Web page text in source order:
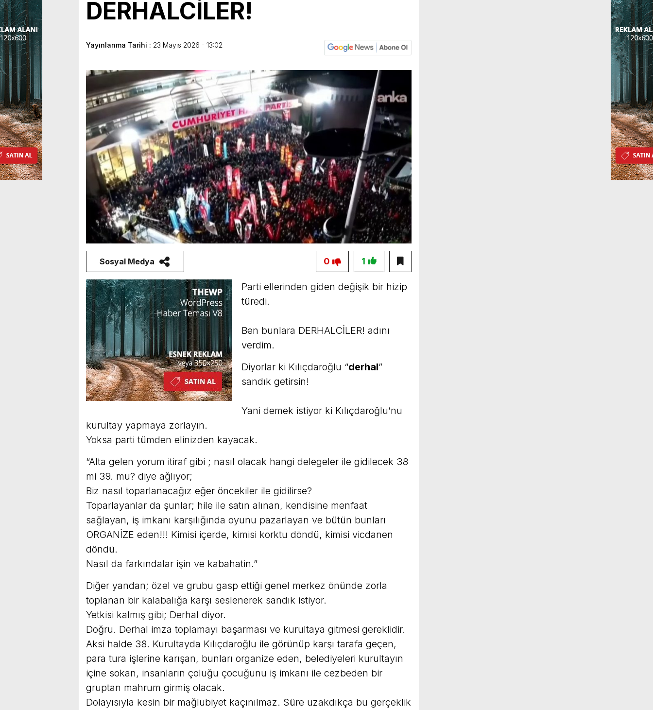
DERHALCİLER!
Yayınlanma Tarihi : 23 Mayıs 2026 - 13:02
Sosyal Medya 1
0
Parti ellerinden giden değişik bir hizip
türedi.
Ben bunlara DERHALCİLER! adını
verdim.
Diyorlar ki Kılıçdaroğlu “derhal”
sandık getirsin!
Yani demek istiyor ki Kılıçdaroğlu’nu
kurultay yapmaya zorlayın.
Yoksa parti tümden elinizden kayacak.
“Alta gelen yorum itiraf gibi ; nasıl olacak hangi delegeler ile gidilecek 38
mi 39. mu? diye ağlıyor;
Biz nasıl toparlanacağız eğer öncekiler ile gidilirse?
Toparlayanlar da şunlar; hile ile satın alınan, kendisine menfaat
sağlayan, iş imkanı karşılığında oyunu pazarlayan ve bütün bunları
ORGANİZE eden!!! Kimisi içerde, kimisi korktu döndü, kimisi vicdanen
döndü.
Nasıl da farkındalar işin ve kabahatin.”
Diğer yandan; özel ve grubu gasp ettiği genel merkez önünde zorla
toplanan bir kalabalığa karşı seslenerek sandık istiyor.
Yetkisi kalmış gibi; Derhal diyor.
Doğru. Derhal imza toplamayı başarması ve kurultaya gitmesi gereklidir.
Aksi halde 38. Kurultayda Kılıçdaroğlu ile görünüp karşı tarafa geçen,
para tura işlerine karışan, bunları organize eden, belediyeleri kurultayın
içine sokan, insanların çoluğu çocuğunu iş imkanı ile cezbeden bir
gruptan mahrum girmiş olacak.
Dolayısıyla kesin bir mağlubiyet kaçınılmaz. Süre uzakdıkça bu gerçeklik